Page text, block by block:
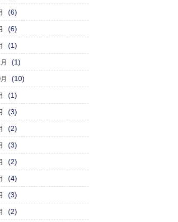
(6)
(6)
(1)
(1)
(10)
(1)
(3)
(2)
(3)
(2)
(4)
(3)
(2)